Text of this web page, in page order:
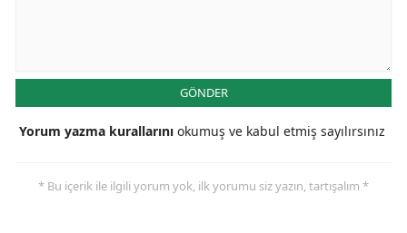
GÖNDER
Yorum yazma kurallarını okumuş ve kabul etmiş sayılırsınız
* Bu içerik ile ilgili yorum yok, ilk yorumu siz yazın, tartışalım *